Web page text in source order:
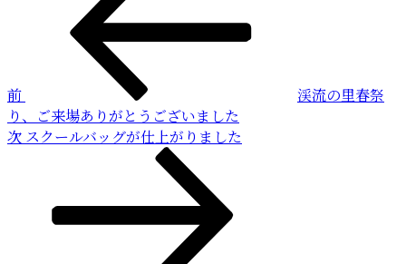
ゲ
ー
前
渓流の里春祭
り、ご来場ありがとうございました
次
次 スクールバッグが仕上がりました